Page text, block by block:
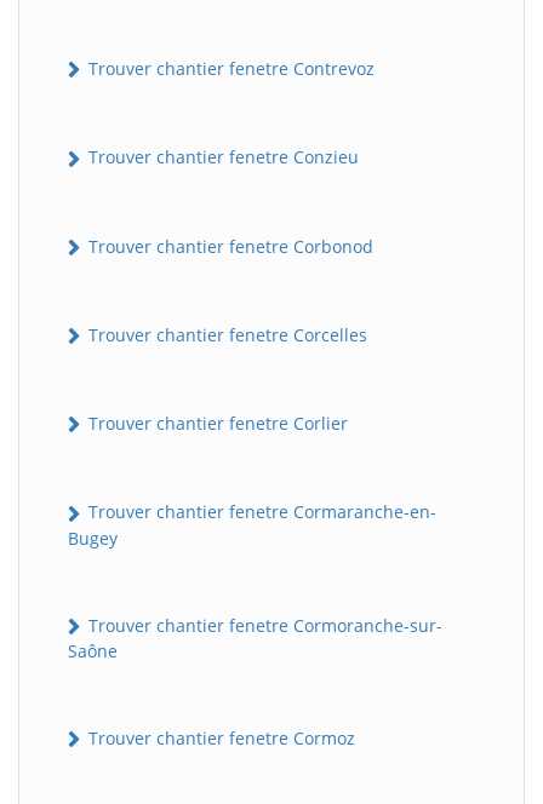
Trouver chantier fenetre Contrevoz
Trouver chantier fenetre Conzieu
Trouver chantier fenetre Corbonod
Trouver chantier fenetre Corcelles
Trouver chantier fenetre Corlier
Trouver chantier fenetre Cormaranche-en-
Bugey
Trouver chantier fenetre Cormoranche-sur-
Saône
Trouver chantier fenetre Cormoz
BatiWebPro